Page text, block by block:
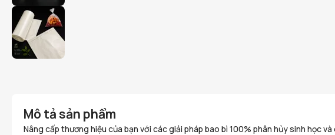
Mô tả sản phẩm
Nâng cấp thương hiệu của bạn với các giải pháp bao bì 100% phân hủy sinh học